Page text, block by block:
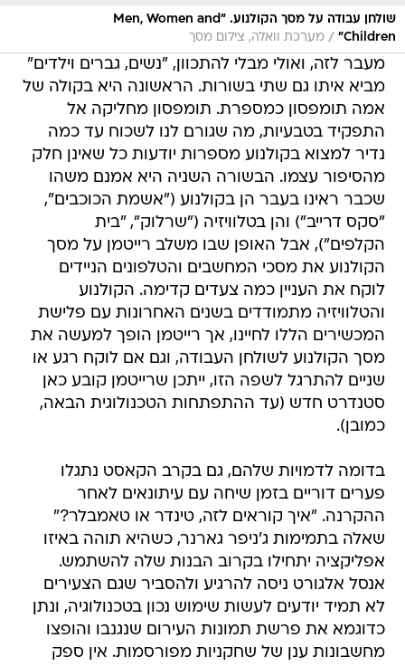
שולחן עבודה על מסך הקולנוע. "Men, Women and
Children"
/ מערכת וואלה, צילום מסך
מעבר לזה, ואולי מבלי להתכוון, "נשים, גברים וילדים"
מביא איתו גם שתי בשורות. הראשונה היא בקולה של
אמה תומפסון כמספרת. תומפסון מחליקה אל
התפקיד בטבעיות, מה שגורם לנו לשכוח עד כמה
נדיר למצוא בקולנוע מספרות יודעות כל שאינן חלק
מהסיפור עצמו. הבשורה השניה היא אמנם משהו
שכבר ראינו בעבר הן בקולנוע ("אשמת הכוכבים",
"סקס דרייב") והן בטלוויזיה ("שרלוק", "בית
הקלפים"), אבל האופן שבו משלב רייטמן על מסך
הקולנוע את מסכי המחשבים והטלפונים הניידים
לוקח את העניין כמה צעדים קדימה. הקולנוע
והטלוויזיה מתמודדים בשנים האחרונות עם פלישת
המכשירים הללו לחיינו, אך רייטמן הופך למעשה את
מסך הקולנוע לשולחן העבודה, וגם אם לוקח רגע או
שניים להתרגל לשפה הזו, ייתכן שרייטמן קובע כאן
סטנדרט חדש (עד ההתפתחות הטכנולוגית הבאה,
כמובן).
בדומה לדמויות שלהם, גם בקרב הקאסט נתגלו
פערים דוריים בזמן שיחה עם עיתונאים לאחר
ההקרנה. "איך קוראים לזה, טינדר או טאמבלר?"
שאלה בתמימות ג'ניפר גארנר, כשהיא תוהה באיזו
אפליקציה יתחילו בקרוב הבנות שלה להשתמש.
אנסל אלגורט ניסה להרגיע ולהסביר שגם הצעירים
לא תמיד יודעים לעשות שימוש נכון בטכנולוגיה, ונתן
כדוגמא את פרשת תמונות העירום שנגנבו והופצו
מחשבונות ענן של שחקניות מפורסמות. אין ספק